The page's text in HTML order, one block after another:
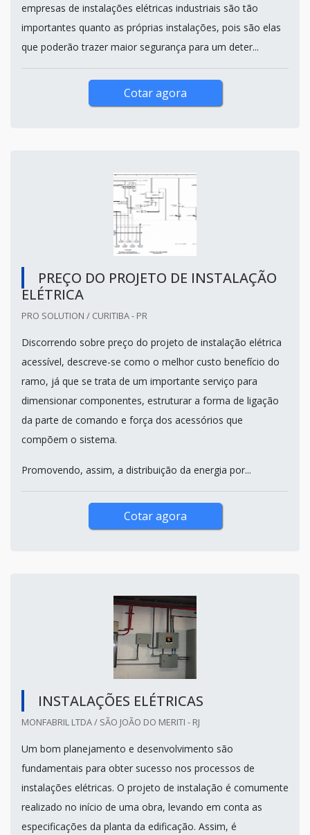
empresas de instalações elétricas industriais são tão
importantes quanto as próprias instalações, pois são elas
que poderão trazer maior segurança para um deter...
Cotar agora
PREÇO DO PROJETO DE INSTALAÇÃO
ELÉTRICA
PRO SOLUTION / CURITIBA - PR
Discorrendo sobre preço do projeto de instalação elétrica
acessível, descreve-se como o melhor custo benefício do
ramo, já que se trata de um importante serviço para
dimensionar componentes, estruturar a forma de ligação
da parte de comando e força dos acessórios que
compõem o sistema.
Promovendo, assim, a distribuição da energia por...
Cotar agora
INSTALAÇÕES ELÉTRICAS
MONFABRIL LTDA / SÃO JOÃO DO MERITI - RJ
Um bom planejamento e desenvolvimento são
fundamentais para obter sucesso nos processos de
instalações elétricas. O projeto de instalação é comumente
realizado no início de uma obra, levando em conta as
especificações da planta da edificação. Assim, é